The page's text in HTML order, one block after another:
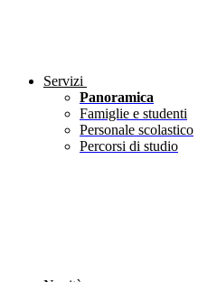
Servizi
Panoramica
Famiglie e studenti
Personale scolastico
Percorsi di studio